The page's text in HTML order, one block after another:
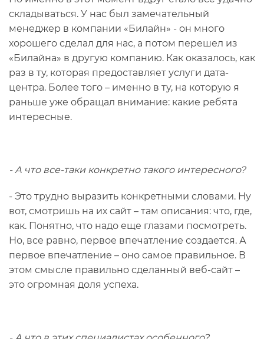
складываться. У нас был замечательный
менеджер в компании «Билайн» - он много
хорошего сделал для нас, а потом перешел из
«Билайна» в другую компанию. Как оказалось, как
раз в ту, которая предоставляет услуги дата-
центра. Более того – именно в ту, на которую я
раньше уже обращал внимание: какие ребята
интересные.
- А что все-таки конкретно такого интересного?
- Это трудно выразить конкретными словами. Ну
вот, смотришь на их сайт – там описания: что, где,
как. Понятно, что надо еще глазами посмотреть.
Но, все равно, первое впечатление создается. А
первое впечатление – оно самое правильное. В
этом смысле правильно сделанный веб-сайт –
это огромная доля успеха.